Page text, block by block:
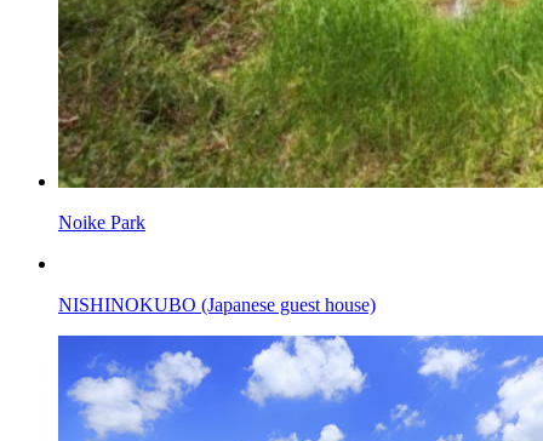
Noike Park
NISHINOKUBO (Japanese guest house)